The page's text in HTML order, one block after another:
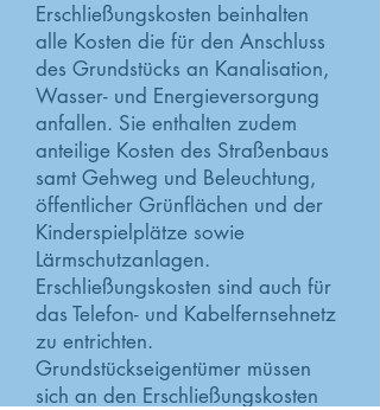
Erschließungskosten beinhalten
alle Kosten die für den Anschluss
des Grundstücks an Kanalisation,
Wasser- und Energieversorgung
anfallen. Sie enthalten zudem
anteilige Kosten des Straßenbaus
samt Gehweg und Beleuchtung,
öffentlicher Grünflächen und der
Kinderspielplätze sowie
Lärmschutzanlagen.
Erschließungskosten sind auch für
das Telefon- und Kabelfernsehnetz
zu entrichten.
Grundstückseigentümer müssen
sich an den Erschließungskosten